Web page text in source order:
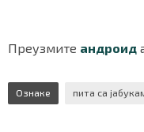
Преузмите андроид
Ознаке пита са